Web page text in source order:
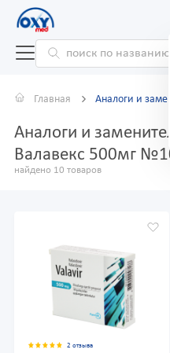
Главная Аналоги и
Аналоги и
Валавекс 500мг
найдено 10 товаров
2 отзыва